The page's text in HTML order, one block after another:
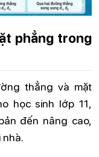
phẳng trong
thẳng và mặt
học sinh lớp 11,
đến nâng cao,